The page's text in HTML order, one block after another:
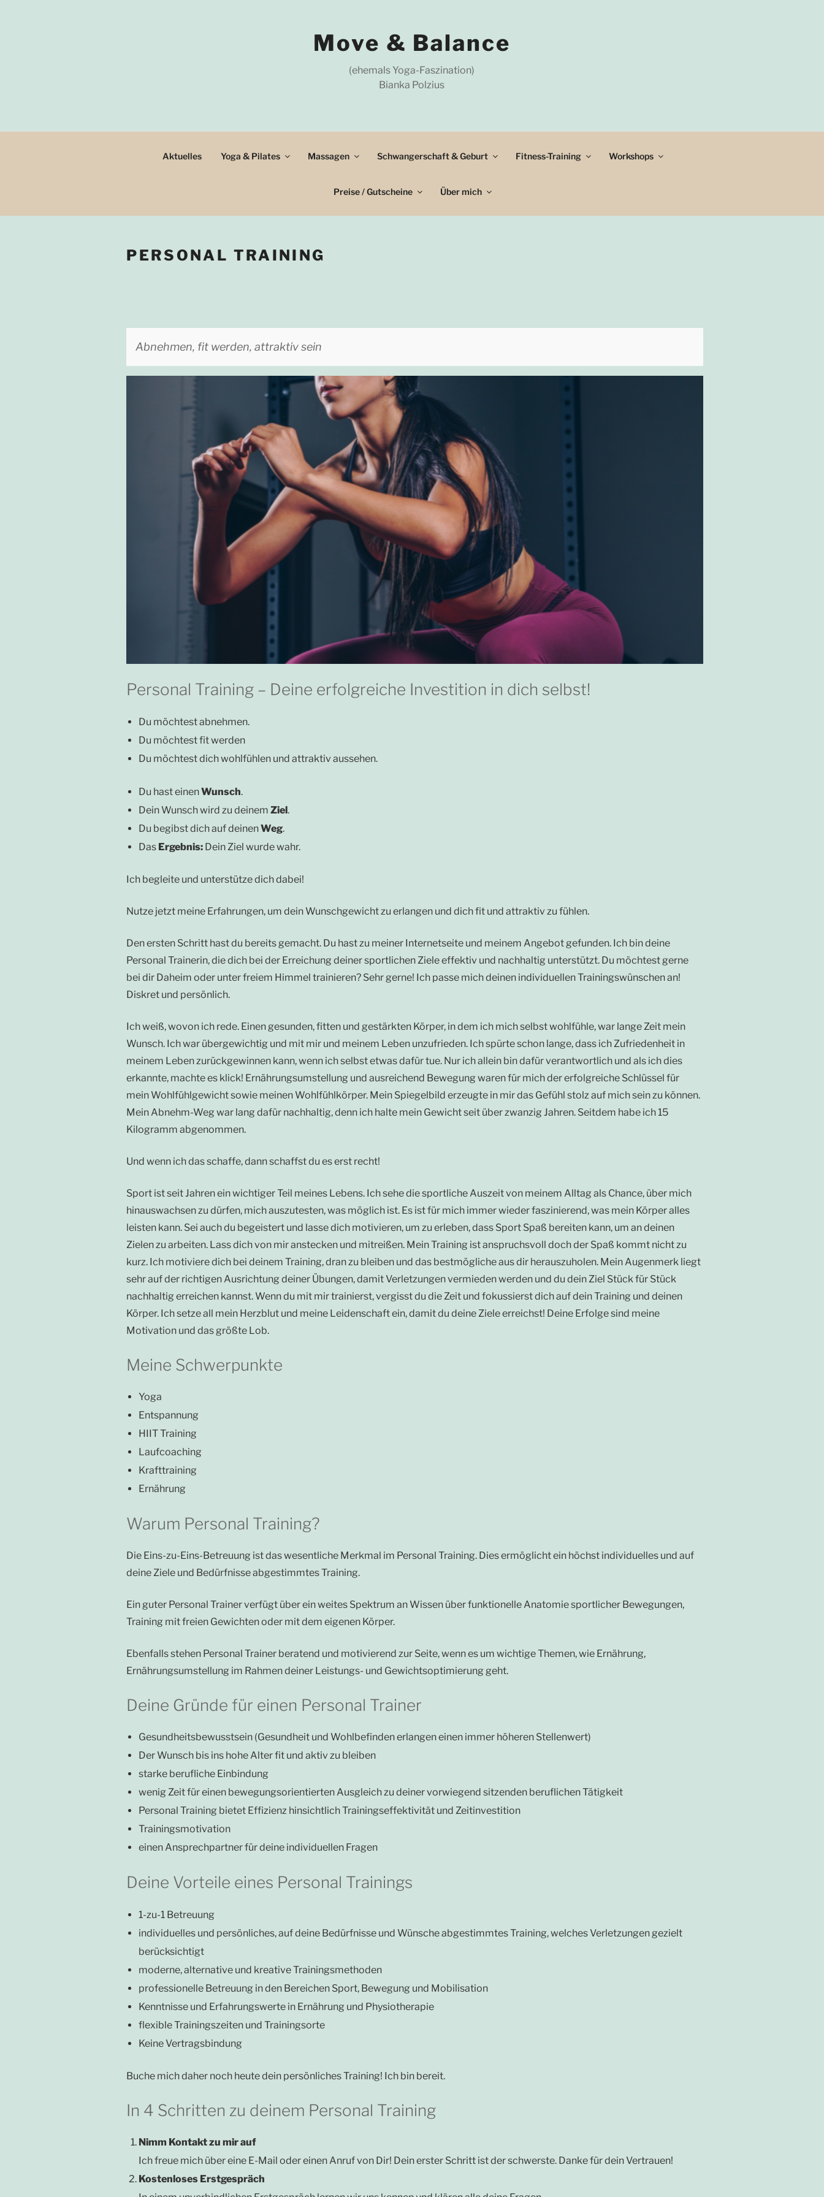
Move & Balance
(ehemals Yoga-Faszination)
Bianka Polzius
Aktuelles Yoga & Pilates Massagen Schwangerschaft & Geburt Fitness-Training Workshops
Preise / Gutscheine Über mich
PERSONAL TRAINING
Abnehmen, fit werden, attraktiv sein
Personal Training – Deine erfolgreiche Investition in dich selbst!
Du möchtest abnehmen.
Du möchtest fit werden
Du möchtest dich wohlfühlen und attraktiv aussehen.
Du hast einenWunsch.
Dein Wunsch wird zu deinem Ziel.
Du begibst dich auf deinenWeg.
Das Ergebnis: Dein Ziel wurde wahr.
Ich begleite und unterstütze dich dabei!
Nutze jetzt meine Erfahrungen, um dein Wunschgewicht zu erlangen und dich fit und attraktiv zu fühlen.
Den ersten Schritt hast du bereits gemacht. Du hast zu meiner Internetseite und meinem Angebot gefunden. Ich bin deine
Personal Trainerin, die dich bei der Erreichung deiner sportlichen Ziele effektiv und nachhaltig unterstützt. Du möchtest gerne
bei dir Daheim oder unter freiem Himmel trainieren? Sehr gerne! Ich passe mich deinen individuellen Trainingswünschen an!
Diskret und persönlich.
Ich weiß, wovon ich rede. Einen gesunden, fitten und gestärkten Körper, in dem ich mich selbst wohlfühle, war lange Zeit mein
Wunsch. Ich war übergewichtig und mit mir und meinem Leben unzufrieden. Ich spürte schon lange, dass ich Zufriedenheit in
meinem Leben zurückgewinnen kann, wenn ich selbst etwas dafür tue. Nur ich allein bin dafür verantwortlich und als ich dies
erkannte, machte es klick! Ernährungsumstellung und ausreichend Bewegung waren für mich der erfolgreiche Schlüssel für
mein Wohlfühlgewicht sowie meinen Wohlfühlkörper. Mein Spiegelbild erzeugte in mir das Gefühl stolz auf mich sein zu können.
Mein Abnehm-Weg war lang dafür nachhaltig, denn ich halte mein Gewicht seit über zwanzig Jahren. Seitdem habe ich 15
Kilogramm abgenommen.
Und wenn ich das schaffe, dann schaffst du es erst recht!
Sport ist seit Jahren ein wichtiger Teil meines Lebens. Ich sehe die sportliche Auszeit von meinem Alltag als Chance, über mich
hinauswachsen zu dürfen, mich auszutesten, was möglich ist. Es ist für mich immer wieder faszinierend, was mein Körper alles
leisten kann. Sei auch du begeistert und lasse dich motivieren, um zu erleben, dass Sport Spaß bereiten kann, um an deinen
Zielen zu arbeiten. Lass dich von mir anstecken und mitreißen. Mein Training ist anspruchsvoll doch der Spaß kommt nicht zu
kurz. Ich motiviere dich bei deinem Training, dran zu bleiben und das bestmögliche aus dir herauszuholen. Mein Augenmerk liegt
sehr auf der richtigen Ausrichtung deiner Übungen, damit Verletzungen vermieden werden und du dein Ziel Stück für Stück
nachhaltig erreichen kannst. Wenn du mit mir trainierst, vergisst du die Zeit und fokussierst dich auf dein Training und deinen
Körper. Ich setze all mein Herzblut und meine Leidenschaft ein, damit du deine Ziele erreichst! Deine Erfolge sind meine
Motivation und das größte Lob.
Meine Schwerpunkte
Yoga
Entspannung
HIIT Training
Laufcoaching
Krafttraining
Ernährung
Warum Personal Training?
Die Eins-zu-Eins-Betreuung ist das wesentliche Merkmal im Personal Training. Dies ermöglicht ein höchst individuelles und auf
deine Ziele und Bedürfnisse abgestimmtes Training.
Ein guter Personal Trainer verfügt über ein weites Spektrum an Wissen über funktionelle Anatomie sportlicher Bewegungen,
Training mit freien Gewichten oder mit dem eigenen Körper.
Ebenfalls stehen Personal Trainer beratend und motivierend zur Seite, wenn es um wichtige Themen, wie Ernährung,
Ernährungsumstellung im Rahmen deiner Leistungs- und Gewichtsoptimierung geht.
Deine Gründe für einen Personal Trainer
Gesundheitsbewusstsein (Gesundheit und Wohlbefinden erlangen einen immer höheren Stellenwert)
Der Wunsch bis ins hohe Alter fit und aktiv zu bleiben
starke berufliche Einbindung
wenig Zeit für einen bewegungsorientierten Ausgleich zu deiner vorwiegend sitzenden beruflichen Tätigkeit
Personal Training bietet Effizienz hinsichtlich Trainingseffektivität und Zeitinvestition
Trainingsmotivation
einen Ansprechpartner für deine individuellen Fragen
Deine Vorteile eines Personal Trainings
1-zu-1 Betreuung
individuelles und persönliches, auf deine Bedürfnisse und Wünsche abgestimmtes Training, welches Verletzungen gezielt
berücksichtigt
moderne, alternative und kreative Trainingsmethoden
professionelle Betreuung in den Bereichen Sport, Bewegung und Mobilisation
Kenntnisse und Erfahrungswerte in Ernährung und Physiotherapie
flexible Trainingszeiten und Trainingsorte
Keine Vertragsbindung
Buche mich daher noch heute dein persönliches Training! Ich bin bereit.
In 4 Schritten zu deinem Personal Training
Nimm Kontakt zu mir auf
Ich freue mich über eine E-Mail oder einen Anruf von Dir! Dein erster Schritt ist der schwerste. Danke für dein Vertrauen!
Kostenloses Erstgespräch